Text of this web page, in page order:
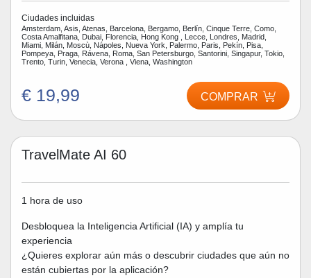
Ciudades incluidas
Amsterdam, Asis, Atenas, Barcelona, Bergamo, Berlín, Cinque Terre, Como,
Costa Amalfitana, Dubai, Florencia, Hong Kong , Lecce, Londres, Madrid,
Miami, Milán, Moscù, Nápoles, Nueva York, Palermo, Paris, Pekín, Pisa,
Pompeya, Praga, Rávena, Roma, San Petersburgo, Santorini, Singapur, Tokio,
Trento, Turin, Venecia, Verona , Viena, Washington
€ 19,99 COMPRAR
TravelMate AI 60
1 hora de uso
Desbloquea la Inteligencia Artificial (IA) y amplía tu
experiencia
¿Quieres explorar aún más o descubrir ciudades que aún no
están cubiertas por la aplicación?